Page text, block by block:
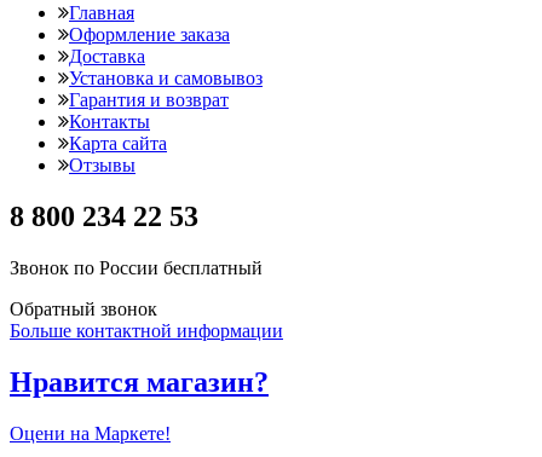
Главная
Оформление заказа
Доставка
Установка и самовывоз
Гарантия и возврат
Контакты
Карта сайта
Отзывы
8 800 234 22 53
Звонок по России бесплатный
Обратный звонок
Больше контактной информации
Нравится магазин?
Оцени на Маркете!